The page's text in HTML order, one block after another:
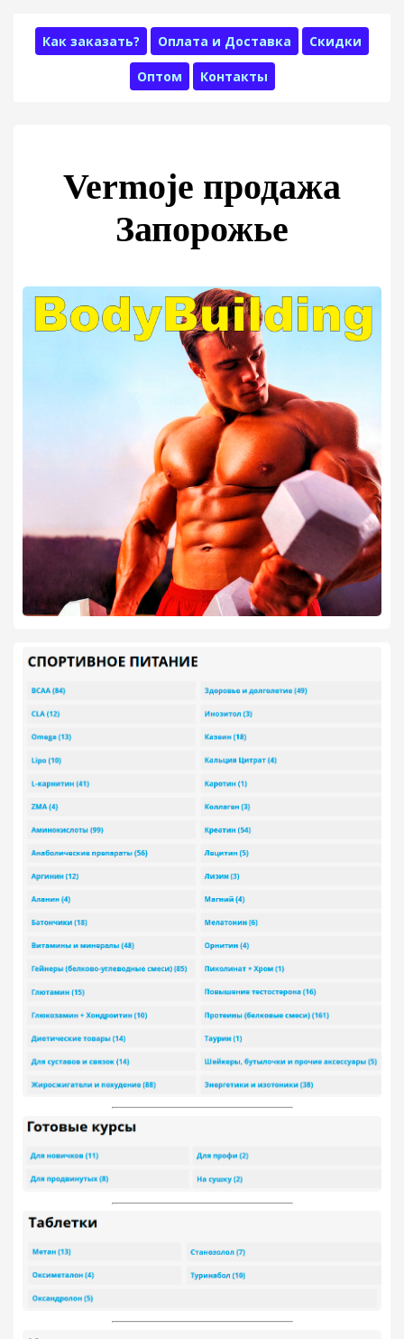
Как заказать? Оплата и Доставка Скидки
Оптом Контакты
Vermoje продажа
Запорожье